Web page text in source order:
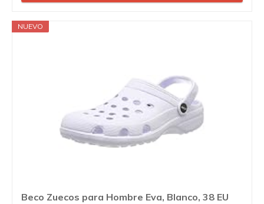
NUEVO
Beco Zuecos para Hombre Eva, Blanco, 38 EU